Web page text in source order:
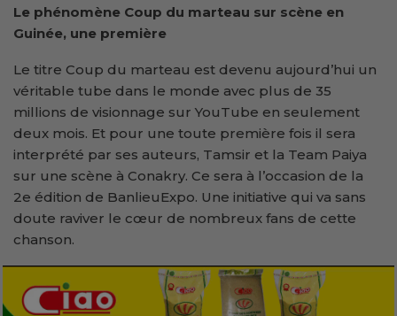
Le phénomène Coup du marteau sur scène en
Guinée, une première
Le titre Coup du marteau est devenu aujourd’hui un
véritable tube dans le monde avec plus de 35
millions de visionnage sur YouTube en seulement
deux mois. Et pour une toute première fois il sera
interprété par ses auteurs, Tamsir et la Team Paiya
sur une scène à Conakry. Ce sera à l’occasion de la
2e édition de BanlieuExpo. Une initiative qui va sans
doute raviver le cœur de nombreux fans de cette
chanson.